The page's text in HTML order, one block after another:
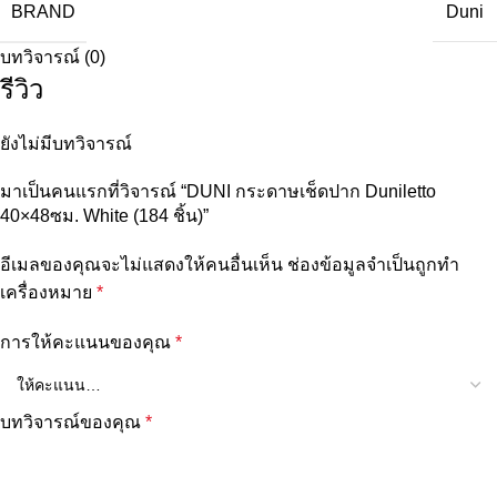
BRAND Duni
บทวิจารณ์ (0)
รีวิว
ยังไม่มีบทวิจารณ์
มาเป็นคนแรกที่วิจารณ์ “DUNI กระดาษเช็ดปาก Duniletto
40×48ซม. White (184 ชิ้น)”
อีเมลของคุณจะไม่แสดงให้คนอื่นเห็น ช่องข้อมูลจำเป็นถูกทำ
เครื่องหมาย *
การให้คะแนนของคุณ *
บทวิจารณ์ของคุณ *